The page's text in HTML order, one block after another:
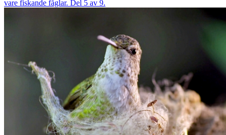
vare fiskande fåglar. Del 5 av 9.